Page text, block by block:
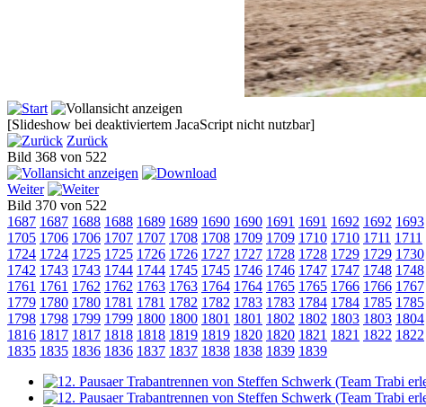
[Slideshow bei deaktiviertem JacaScript nicht nutzbar]
Zurück
Bild 368 von 522
Weiter
Bild 370 von 522
1687 1687 1688 1688 1689 1689 1690 1690 1691 1691 1692 1692 1693
1705 1706 1706 1707 1707 1708 1708 1709 1709 1710 1710 1711 1711
1724 1724 1725 1725 1726 1726 1727 1727 1728 1728 1729 1729 1730
1742 1743 1743 1744 1744 1745 1745 1746 1746 1747 1747 1748 1748
1761 1761 1762 1762 1763 1763 1764 1764 1765 1765 1766 1766 1767
1779 1780 1780 1781 1781 1782 1782 1783 1783 1784 1784 1785 1785
1798 1798 1799 1799 1800 1800 1801 1801 1802 1802 1803 1803 1804
1816 1817 1817 1818 1818 1819 1819 1820 1820 1821 1821 1822 1822
1835 1835 1836 1836 1837 1837 1838 1838 1839 1839